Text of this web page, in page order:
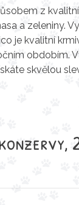
z
a zeleniny.
je kvalitní
obdobím.
skvělou